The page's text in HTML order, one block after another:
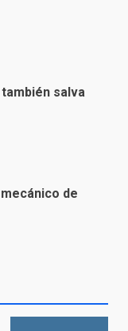
de
Historia y
en Valle de